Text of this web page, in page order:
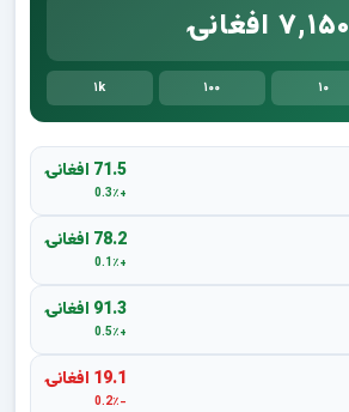
۷,۱۵۰ افغانۍ
۱۰ ۱۰۰ ۱k
71.5 افغانۍ
+0.3٪
78.2 افغانۍ
+0.1٪
91.3 افغانۍ
+0.5٪
19.1 افغانۍ
-0.2٪